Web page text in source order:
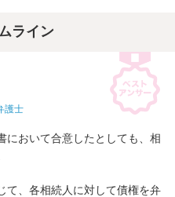
ライン
護士
において合意したとしても、相
て、各相続人に対して債権を弁